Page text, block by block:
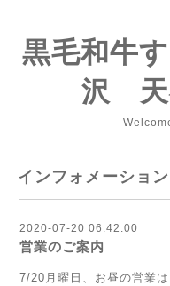
黒毛和牛
沢 天
インフォメーション
2020-07-20 06:42:00
営業のご案内
7/20月曜日、お昼の営業